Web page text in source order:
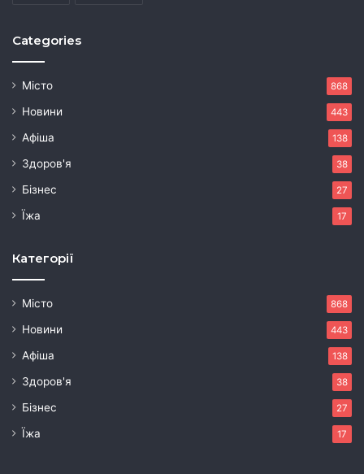
Categories
Місто 868
Новини 443
Афіша 138
Здоров'я 38
Бізнес 27
Їжа 17
Категорії
Місто 868
Новини 443
Афіша 138
Здоров'я 38
Бізнес 27
Їжа 17